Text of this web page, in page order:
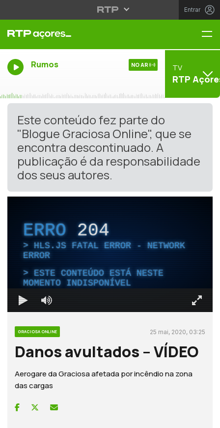
Entrar
Rumos NO AR TV
RTP
Este conteúdo fez parte do
"Blogue Graciosa Online", que se
encontra descontinuado. A
publicação é da responsabilidade
dos seus autores.
ERRO204
HLS.JS FATAL ERROR - NETWORK
ERROR
ESTE CONTEÚDO ESTÁ NESTE
MOMENTO INDISPONÍVEL
GRACIOSA ONLINE 25 mai, 2020, 03:25
Danos avultados – VÍDEO
Aerogare da Graciosa afetada por incêndio na zona
das cargas